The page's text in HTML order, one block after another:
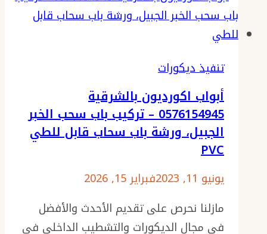
تنفيذ ديكورات
أبواب اكورديون بالشرقية
0576154945 – تركيب باب سحب الخبر
الجبيل، ورشة باب سحاب قابل للطي
PVC
يونيو 11, 2023
فبراير 15, 2026
مازلنا نحرص على تقديم الأحدث والأفضل
في مجال الديكورات والتشطيب الداخلي في